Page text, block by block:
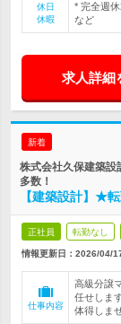
休日
休暇
* 完全週
など
求人詳細
新着
株式会社久保建築設
多数！
【建築設計】★
正社員 転勤なし
情報更新日：2026/04/
仕事内容
高級分譲
任せしま
体得しま